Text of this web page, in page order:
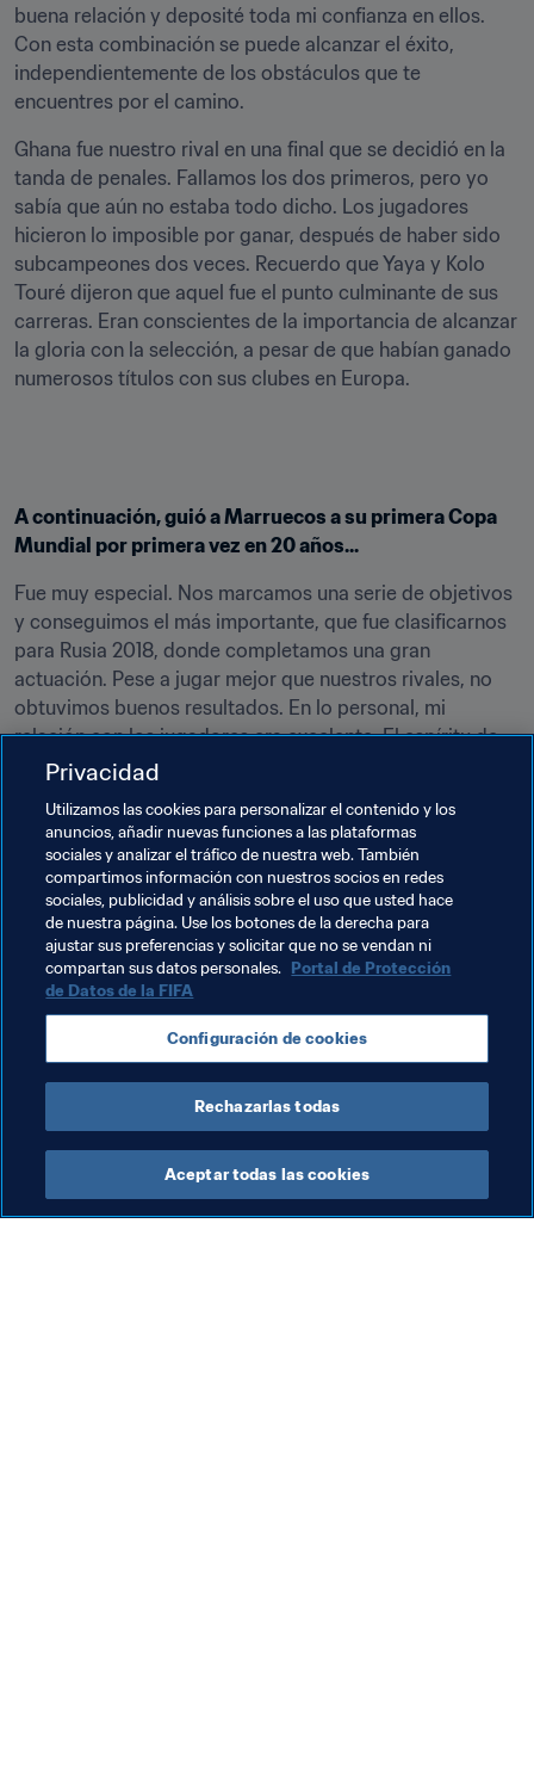
buena relación y deposité toda mi confianza en ellos.
Con esta combinación se puede alcanzar el éxito,
independientemente de los obstáculos que te
encuentres por el camino.
Ghana fue nuestro rival en una final que se decidió en la
tanda de penales. Fallamos los dos primeros, pero yo
sabía que aún no estaba todo dicho. Los jugadores
hicieron lo imposible por ganar, después de haber sido
subcampeones dos veces. Recuerdo que Yaya y Kolo
Touré dijeron que aquel fue el punto culminante de sus
carreras. Eran conscientes de la importancia de alcanzar
la gloria con la selección, a pesar de que habían ganado
numerosos títulos con sus clubes en Europa.
A continuación, guió a Marruecos a su primera Copa
Mundial por primera vez en 20 años...
Fue muy especial. Nos marcamos una serie de objetivos
y conseguimos el más importante, que fue clasificarnos
para Rusia 2018, donde completamos una gran
actuación. Pese a jugar mejor que nuestros rivales, no
obtuvimos buenos resultados. En lo personal, mi
relación con los jugadores era excelente. El espíritu de
equipo nunca flaqueó. Cuando había compromisos
lesionados querían venir para quedarse en la
concentración de la selección. Fui feliz en aquel
ambiente.
Temas relacionados
Copa Mundial de la FIFA Catar 2022™
Saudi Arabia AFC
Privacidad
Utilizamos las cookies para personalizar el contenido y los
anuncios, añadir nuevas funciones a las plataformas
sociales y analizar el tráfico de nuestra web. También
compartimos información con nuestros socios en redes
sociales, publicidad y análisis sobre el uso que usted hace
de nuestra página. Use los botones de la derecha para
ajustar sus preferencias y solicitar que no se vendan ni
compartan sus datos personales. Portal de Protección
de Datos de la FIFA
Configuración de cookies
Rechazarlas todas
Aceptar todas las cookies